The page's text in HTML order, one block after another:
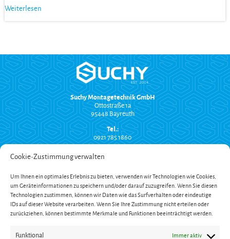
Cookie-Zustimmung verwalten
Um Ihnen ein optimales Erlebnis zu bieten, verwenden wir Technologien wie Cookies,
um Geräteinformationen zu speichern und/oder darauf zuzugreifen. Wenn Sie diesen
Technologien zustimmen, können wir Daten wie das Surfverhalten oder eindeutige
IDs auf dieser Website verarbeiten. Wenn Sie Ihre Zustimmung nicht erteilen oder
zurückziehen, können bestimmte Merkmale und Funktionen beeinträchtigt werden.
Funktional Immer aktiv
Weiterlesen
Suchy Montagetechnik GmbH
Ottostraße 1a
95448 Bayreuth
Tel.:
0921 785 1860
info@suchy-montagetechnik.de
Versand und Zahlung
AGB
Widerrufsbelehrung
Impressum
Datenschutzerklärung